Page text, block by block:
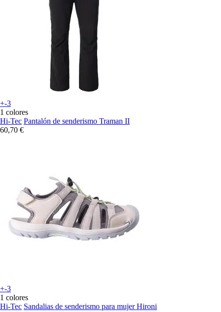
+-3
1 colores
Hi-Tec Pantalón de senderismo Traman II
60,70 €
+-3
1 colores
Hi-Tec Sandalias de senderismo para mujer Hironi